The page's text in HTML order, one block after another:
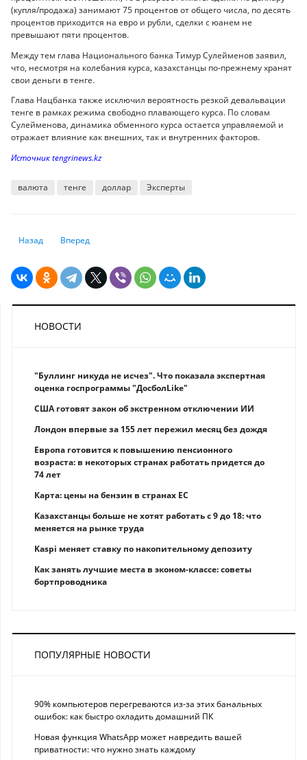
(купля/продажа) занимают 75 процентов от общего числа, по десять
процентов приходится на евро и рубли, сделки с юанем не
превышают пяти процентов.
Между тем глава Национального банка Тимур Сулейменов заявил,
что, несмотря на колебания курса, казахстанцы по-прежнему хранят
свои деньги в тенге.
Глава Нацбанка также исключил вероятность резкой девальвации
тенге в рамках режима свободно плавающего курса. По словам
Сулейменова, динамика обменного курса остается управляемой и
отражает влияние как внешних, так и внутренних факторов.
Источник tengrinews.kz
валюта тенге доллар Эксперты
Предыдущий: Валютный прогноз: каким будет курс доллара и рубля к
Назад Следующий: Тенденции альтернативного кредитования
Вперед
НОВОСТИ
"Буллинг никуда не исчез". Что показала экспертная
оценка госпрограммы "ДосболLike"
США готовят закон об экстренном отключении ИИ
Лондон впервые за 155 лет пережил месяц без дождя
Европа готовится к повышению пенсионного
возраста: в некоторых странах работать придется до
74 лет
Карта: цены на бензин в странах ЕС
Казахстанцы больше не хотят работать с 9 до 18: что
меняется на рынке труда
Kaspi меняет ставку по накопительному депозиту
Как занять лучшие места в эконом-классе: советы
бортпроводника
ПОПУЛЯРНЫЕ НОВОСТИ
90% компьютеров перегреваются из-за этих банальных
ошибок: как быстро охладить домашний ПК
Новая функция WhatsApp может навредить вашей
приватности: что нужно знать каждому